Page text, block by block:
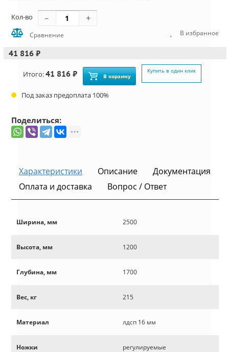
Кол-во
Сравнение В избранное
41 816 ₽
Итого:41 816 ₽ В корзину
Купить в один клик
Под заказ предоплата 100%
Поделиться:
Характеристики Описание
Документация
Оплата и доставка
Вопрос / Ответ
Ширина, мм 2500
Высота, мм 1200
Глубина, мм 1700
Вес, кг 215
Материал лдсп 16 мм
Ножки регулируемые